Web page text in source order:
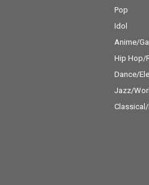
Pop
Idol
Anime/
Hip Hop/
Dance/
Jazz/